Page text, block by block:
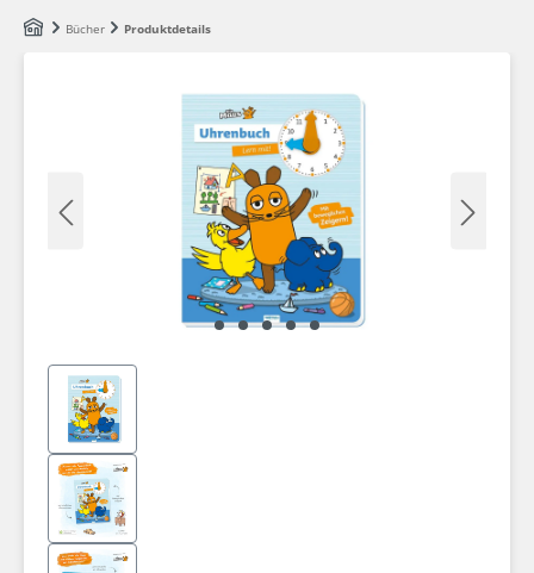
Zum Hauptinhalt springen
Bücher Produktdetails